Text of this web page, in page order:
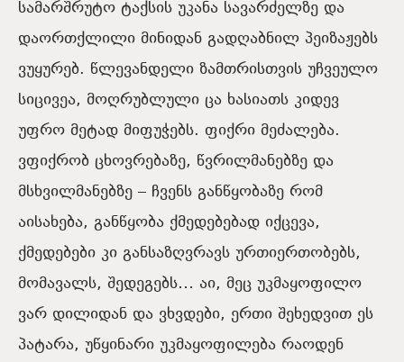
სამარშრუტო ტაქსის უკანა სავარძელზე და
დაორთქლილი მინიდან გადღაბნილ პეიზაჟებს
ვუყურებ. წლევანდელი ზამთრისთვის უჩვეულო
სიცივეა, მოღრუბლული ცა ხასიათს კიდევ
უფრო მეტად მიფუჭებს. ფიქრი მეძალება.
ვფიქრობ ცხოვრებაზე, წვრილმანებზე და
მსხვილმანებზე ‒ ჩვენს განწყობაზე რომ
აისახება, განწყობა ქმედებებად იქცევა,
ქმედებები კი განსაზღვრავს ურთიერთობებს,
მომავალს, შედეგებს… აი, მეც უკმაყოფილო
ვარ დილიდან და ვხვდები, ერთი შეხედვით ეს
პატარა, უწყინარი უკმაყოფილება რაოდენ